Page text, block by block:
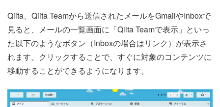
Qiita、Qiita Teamから送信されたメールをGmailやInboxで
見ると、メールの一覧画面に「Qiita Teamで表示」といっ
た以下のようなボタン（Inboxの場合はリンク）が表示さ
れます。クリックすることで、すぐに対象のコンテンツに
移動することができるようになります。